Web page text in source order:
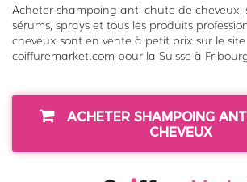
n
Acheter shampoing anti chute de cheveux,
sérums, sprays et tous les produits
cheveux sont en vente à petit prix sur le site
coiffuremarket.com pour la Suisse à
ACHETER SHAMPOING
CHEVEUX